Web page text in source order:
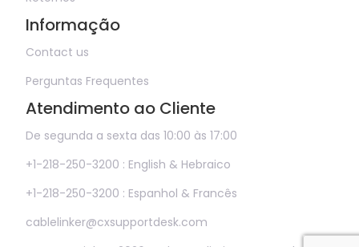
Informação
Contact us
Perguntas Frequentes
Atendimento ao Cliente
De segunda a sexta das 10:00 às 17:00
+1-218-250-3200 : English & Hebraico
+1-218-250-3200 : Espanhol & Francês
cablelinker@cxsupportdesk.com